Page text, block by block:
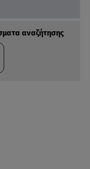
αναζήτησης